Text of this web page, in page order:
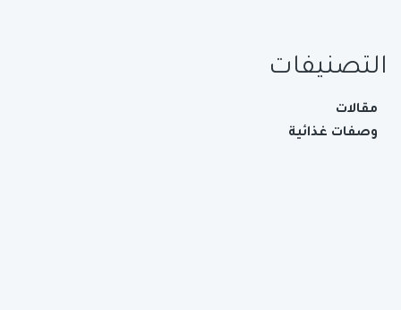
التصنيفات
مقالات
وصفات غذائية